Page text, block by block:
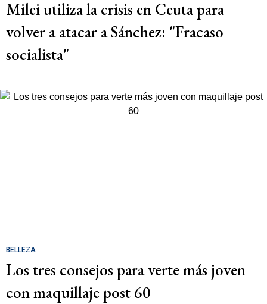
Milei utiliza la crisis en Ceuta para
volver a atacar a Sánchez: "Fracaso
socialista"
BELLEZA
Los tres consejos para verte más joven
con maquillaje post 60